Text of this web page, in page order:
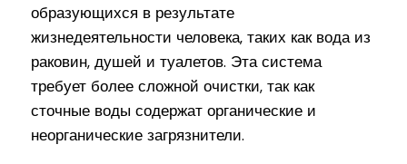
образующихся в результате
жизнедеятельности человека, таких как вода из
раковин, душей и туалетов. Эта система
требует более сложной очистки, так как
сточные воды содержат органические и
неорганические загрязнители.